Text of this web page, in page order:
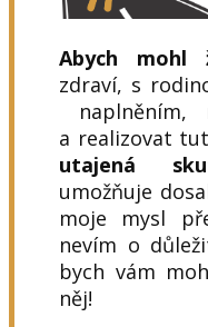
Abych mohl
zdraví, s
naplněním,
a realizovat
utajená
umožňuje
moje mysl
nevím o
bych vám
něj!